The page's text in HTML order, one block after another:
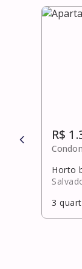
R$
Horto
3